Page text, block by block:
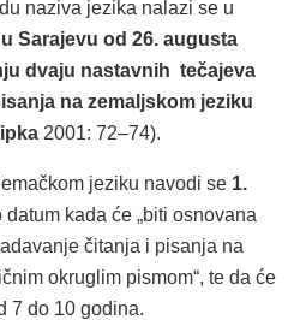
naziva jezika nalazi se u
Sarajevu od 26. augusta
dvaju nastavnih tečajeva
na zemaljskom jeziku
2001: 72–74).
jeziku navodi se 1.
datum kada će „biti osnovana
čitanja i pisanja na
okruglim pismom“, te da će
7 do 10 godina.